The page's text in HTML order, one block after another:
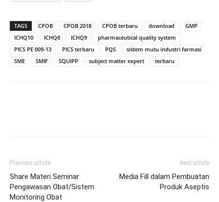
TAGS CPOB CPOB 2018 CPOB terbaru download
GMP
ICHQ10
ICHQ8 ICHQ9
pharmaceutical quality system
PICS PE 009-13
PICS terbaru PQS
sistem mutu industri farmasi
SME
SMIF SQUIPP subject matter expert terbaru
Previous article
Share Materi Seminar
Pengawasan Obat/Sistem
Monitoring Obat
Next article
Media Fill dalam Pembuatan
Produk Aseptis